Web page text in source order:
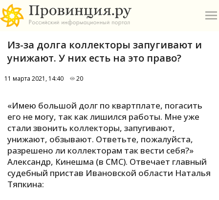
А
Б
О
П
Из-за долга коллекторы запугивают и
унижают. У них есть на это право?
11 марта 2021, 14:40 20
«Имею большой долг по квартплате, погасить
его не могу, так как лишился работы. Мне уже
стали звонить коллекторы, запугивают,
унижают, обзывают. Ответьте, пожалуйста,
разрешено ли коллекторам так вести себя?»
Александр, Кинешма (в СМС). Отвечает главный
судебный пристав Ивановской области Наталья
Тяпкина: